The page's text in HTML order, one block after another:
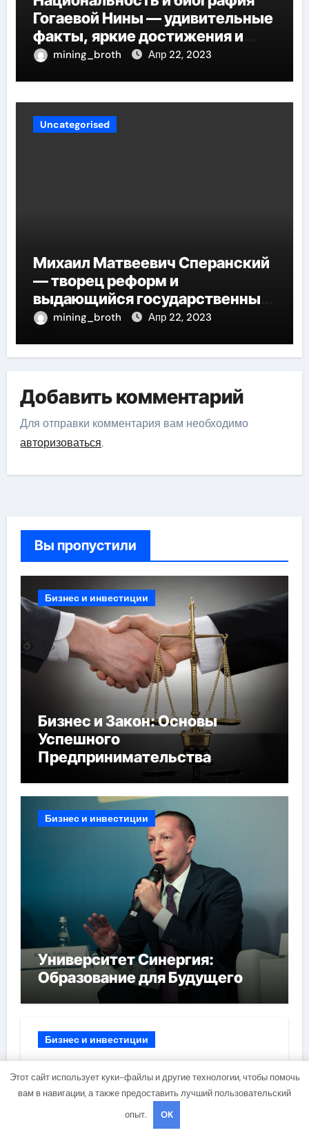
Гогаевой Нины — удивительные
факты, яркие достижения и
потрясающий путь к успеху
mining_broth Апр 22, 2023
Uncategorised
Михаил Матвеевич Сперанский
— творец реформ и
выдающийся государственный
деятель России
mining_broth Апр 22, 2023
Добавить комментарий
Для отправки комментария вам необходимо
авторизоваться.
Вы пропустили
Бизнес и инвестиции
Бизнес и Закон: Основы
Успешного
Предпринимательства
Бизнес и инвестиции
Университет Синергия:
Образование для Будущего
Бизнес и инвестиции
Этот сайт использует куки-файлы и другие технологии, чтобы помочь
вам в навигации, а также предоставить лучший пользовательский
опыт.
OK